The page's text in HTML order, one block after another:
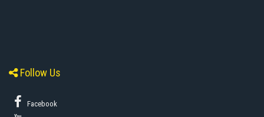
Follow Us
Facebook